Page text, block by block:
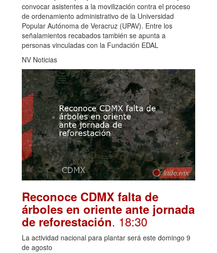
convocar asistentes a la movilización contra el proceso
de ordenamiento administrativo de la Universidad
Popular Autónoma de Veracruz (UPAV). Entre los
señalamientos recabados también se apunta a
personas vinculadas con la Fundación EDAL
NV Noticias
Reconoce CDMX falta de
árboles en oriente ante jornada
de reforestación. 18:30
La actividad nacional para plantar será este domingo 9
de agosto